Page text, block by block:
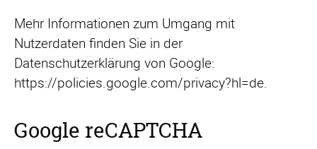
Mehr Informationen zum Umgang mit
Nutzerdaten finden Sie in der
Datenschutzerklärung von Google:
https://policies.google.com/privacy?hl=de.
Google reCAPTCHA